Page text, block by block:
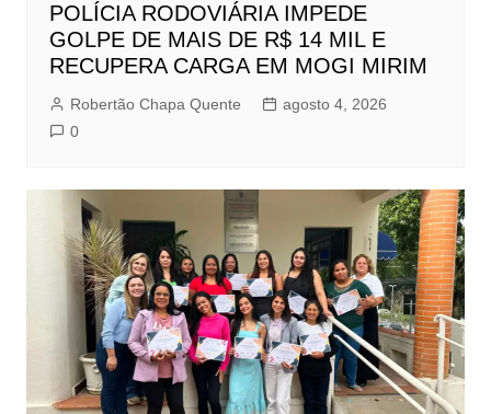
POLÍCIA RODOVIÁRIA IMPEDE
GOLPE DE MAIS DE R$ 14 MIL E
RECUPERA CARGA EM MOGI MIRIM
Robertão Chapa Quente
agosto 4, 2026
0